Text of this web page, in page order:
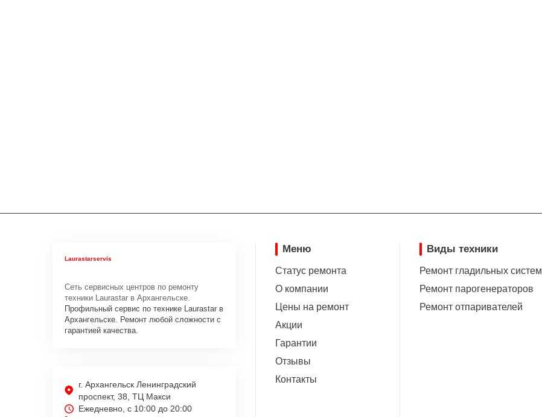
Laurastarservis
Сеть сервисных центров по ремонту
техники Laurastar в Архангельске.
Профильный сервис по технике Laurastar в
Архангельске. Ремонт любой сложности с
гарантией качества.
г. Архангельск Ленинградский
проспект, 38, ТЦ Макси
Ежедневно, с 10:00 до 20:00
Меню
Статус ремонта
О компании
Цены на ремонт
Акции
Гарантии
Отзывы
Контакты
Виды техники
Ремонт гладильных систем
Ремонт парогенераторов
Ремонт отпаривателей